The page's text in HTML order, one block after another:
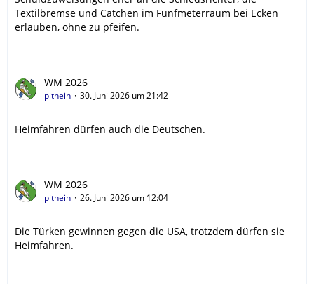
Textilbremse und Catchen im Fünfmeterraum bei Ecken
erlauben, ohne zu pfeifen.
WM 2026
pithein 30. Juni 2026 um 21:42
Heimfahren dürfen auch die Deutschen.
WM 2026
pithein 26. Juni 2026 um 12:04
Die Türken gewinnen gegen die USA, trotzdem dürfen sie
Heimfahren.